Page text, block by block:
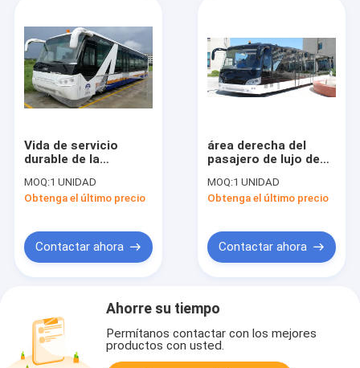
Vida de servicio
durable de la
aeropuerto
agradable estándar
MOQ:1 UNIDAD
Obtenga el último precio
Contactar ahora
área derecha del
pasajero de lujo de
aeropuerto 110 de la
anchura de 3M de la
MOQ:1 UNIDAD
Obtenga el último precio
Contactar ahora
Ahorre su tiempo
Permítanos contactar con los mejores
productos con usted.